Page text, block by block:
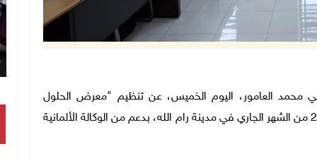
الوطني محمد العامور، اليوم الخميس، عن تنظيم "معرض الحلول
الخضراء 2025"، المقرر انطلاق أعماله خلال الفترة 26–27 من الشهر الجاري في مدينة رام الله، بدعم من الوكالة الألمانية